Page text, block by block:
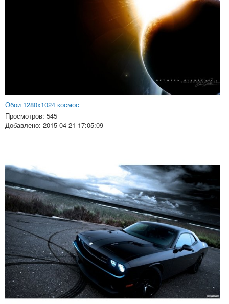
Обои 1280х1024 космос
Просмотров: 545
Добавлено: 2015-04-21 17:05:09